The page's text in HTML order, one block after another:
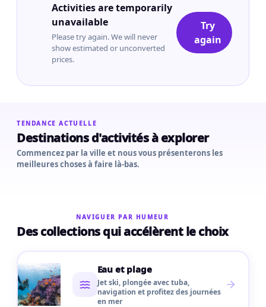
Activities are temporarily
unavailable
Please try again. We will never
show estimated or unconverted
prices.
Try
again
TENDANCE ACTUELLE
Destinations d'activités à explorer
Commencez par la ville et nous vous présenterons les
meilleures choses à faire là-bas.
NAVIGUER PAR HUMEUR
Des collections qui accélèrent le choix
Eau et plage
Jet ski, plongée avec tuba,
navigation et profitez des journées
en mer